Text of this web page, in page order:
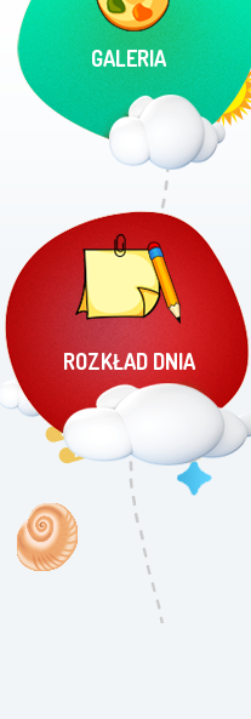
GALERIA
ROZKŁAD DNIA